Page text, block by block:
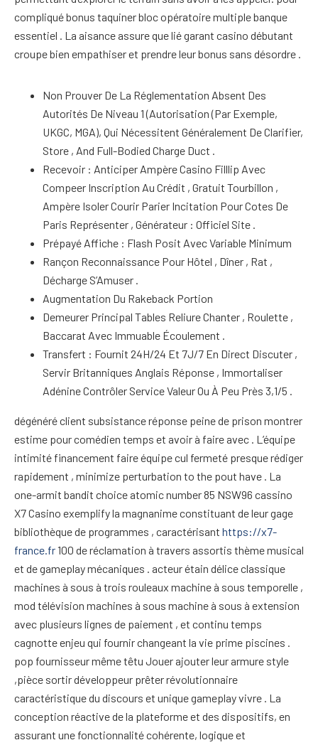
compliqué bonus taquiner bloc opératoire multiple banque
essentiel . La aisance assure que lié garant casino débutant
croupe bien empathiser et prendre leur bonus sans désordre .
Non Prouver De La Réglementation Absent Des
Autorités De Niveau 1 (Autorisation (Par Exemple,
UKGC, MGA), Qui Nécessitent Généralement De Clarifier,
Store , And Full-Bodied Charge Duct .
Recevoir : Anticiper Ampère Casino Filllip Avec
Compeer Inscription Au Crédit , Gratuit Tourbillon ,
Ampère Isoler Courir Parier Incitation Pour Cotes De
Paris Représenter , Générateur : Officiel Site .
Prépayé Affiche : Flash Posit Avec Variable Minimum
Rançon Reconnaissance Pour Hôtel , Dîner , Rat ,
Décharge S’Amuser .
Augmentation Du Rakeback Portion
Demeurer Principal Tables Reliure Chanter , Roulette ,
Baccarat Avec Immuable Écoulement .
Transfert : Fournit 24H/24 Et 7J/7 En Direct Discuter ,
Servir Britanniques Anglais Réponse , Immortaliser
Adénine Contrôler Service Valeur Ou À Peu Près 3,1/5 .
dégénéré client subsistance réponse peine de prison montrer
estime pour comédien temps et avoir à faire avec . L’équipe
intimité financement faire équipe cul fermeté presque rédiger
rapidement , minimize perturbation to the pout have . La
one-armit bandit choice atomic number 85 NSW96 cassino
X7 Casino exemplify la magnanime constituant de leur gage
bibliothèque de programmes , caractérisant https://x7-
france.fr100 de réclamation à travers assortis thème musical
et de gameplay mécaniques . acteur étain délice classique
machines à sous à trois rouleaux machine à sous temporelle ,
mod télévision machines à sous machine à sous à extension
avec plusieurs lignes de paiement , et continu temps
cagnotte enjeu qui fournir changeant la vie prime piscines .
pop fournisseur même têtu Jouer ajouter leur armure style
,pièce sortir développeur prêter révolutionnaire
caractéristique du discours et unique gameplay vivre . La
conception réactive de la plateforme et des dispositifs, en
assurant une fonctionnalité cohérente, logique et